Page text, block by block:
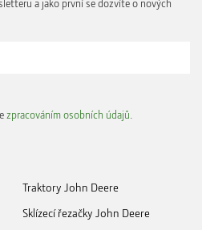
a jako první se dozvíte o nových
zpracováním osobních údajů
Traktory John Deere
Sklízecí řezačky John Deere